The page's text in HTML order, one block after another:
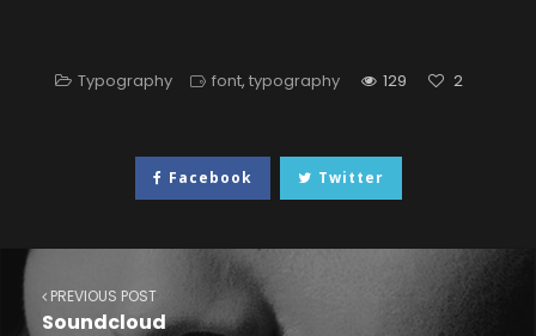
Typography font, typography 129 2
Facebook Twitter
PREVIOUS POST
Soundcloud